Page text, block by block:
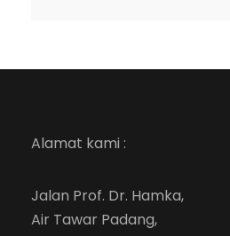
Alamat kami :
Jalan Prof. Dr. Hamka,
Air Tawar Padang,